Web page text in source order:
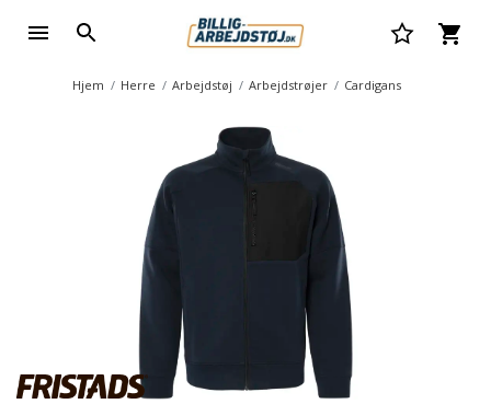
Hjem Herre Arbejdstøj Arbejdstrøjer Cardigans